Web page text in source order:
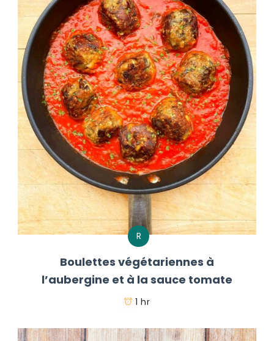
R
Boulettes végétariennes à
l’aubergine et à la sauce tomate
1 hr